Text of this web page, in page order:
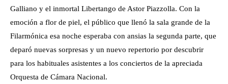
Galliano y el inmortal Libertango de Astor Piazzolla. Con la
emoción a flor de piel, el público que llenó la sala grande de la
Filarmónica esa noche esperaba con ansias la segunda parte, que
deparó nuevas sorpresas y un nuevo repertorio por descubrir
para los habituales asistentes a los conciertos de la apreciada
Orquesta de Cámara Nacional.